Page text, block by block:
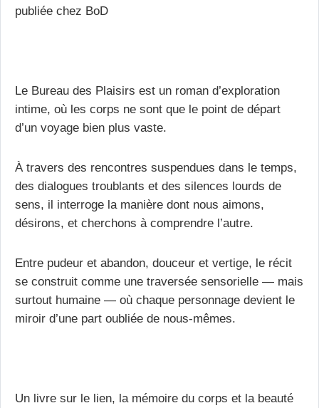
publiée chez BoD
Le Bureau des Plaisirs est un roman d’exploration
intime, où les corps ne sont que le point de départ
d’un voyage bien plus vaste.
À travers des rencontres suspendues dans le temps,
des dialogues troublants et des silences lourds de
sens, il interroge la manière dont nous aimons,
désirons, et cherchons à comprendre l’autre.
Entre pudeur et abandon, douceur et vertige, le récit
se construit comme une traversée sensorielle — mais
surtout humaine — où chaque personnage devient le
miroir d’une part oubliée de nous-mêmes.
Un livre sur le lien, la mémoire du corps et la beauté